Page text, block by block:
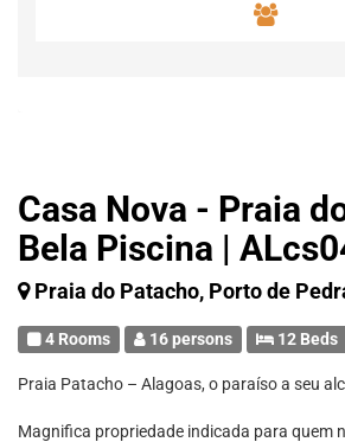
Casa Nova - Praia
Bela Piscina |
Praia do Patacho, Porto de
4 Rooms 16 persons 12 Beds
Praia Patacho – Alagoas, o paraíso a seu
Magnifica propriedade indicada para quem